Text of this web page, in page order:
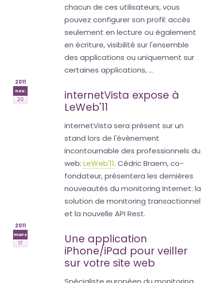
chacun de ces utilisateurs, vous
pouvez configurer son profil: accès
seulement en lecture ou également
en écriture, visibilité sur l'ensemble
des applications ou uniquement sur
certaines applications, ...
2011
nov.
20
internetVista expose à
LeWeb'11
internetVista sera présent sur un
stand lors de l'évènement
incontournable des professionnels du
web: LeWeb'11. Cédric Braem, co-
fondateur, présentera les dernières
nouveautés du monitoring Internet: la
solution de monitoring transactionnel
et la nouvelle API Rest.
2011
mars
17
Une application
iPhone/iPad pour veiller
sur votre site web